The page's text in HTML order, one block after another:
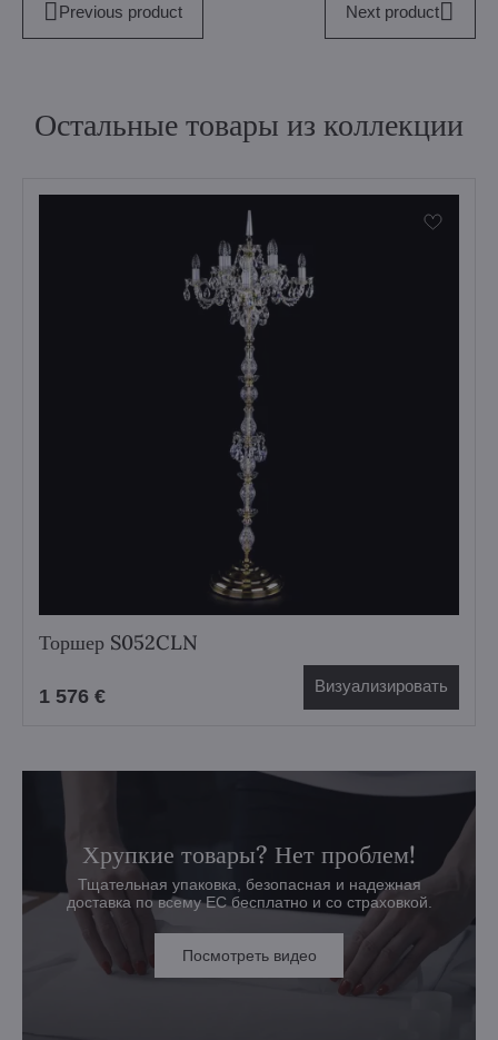
Previous product Next product
Остальные товары из коллекции
Торшер S052CLN
1 576 € Визуализировать
Хрупкие товары? Нет проблем!
Тщательная упаковка, безопасная и надежная
доставка по всему ЕС бесплатно и со страховкой.
Посмотреть видео